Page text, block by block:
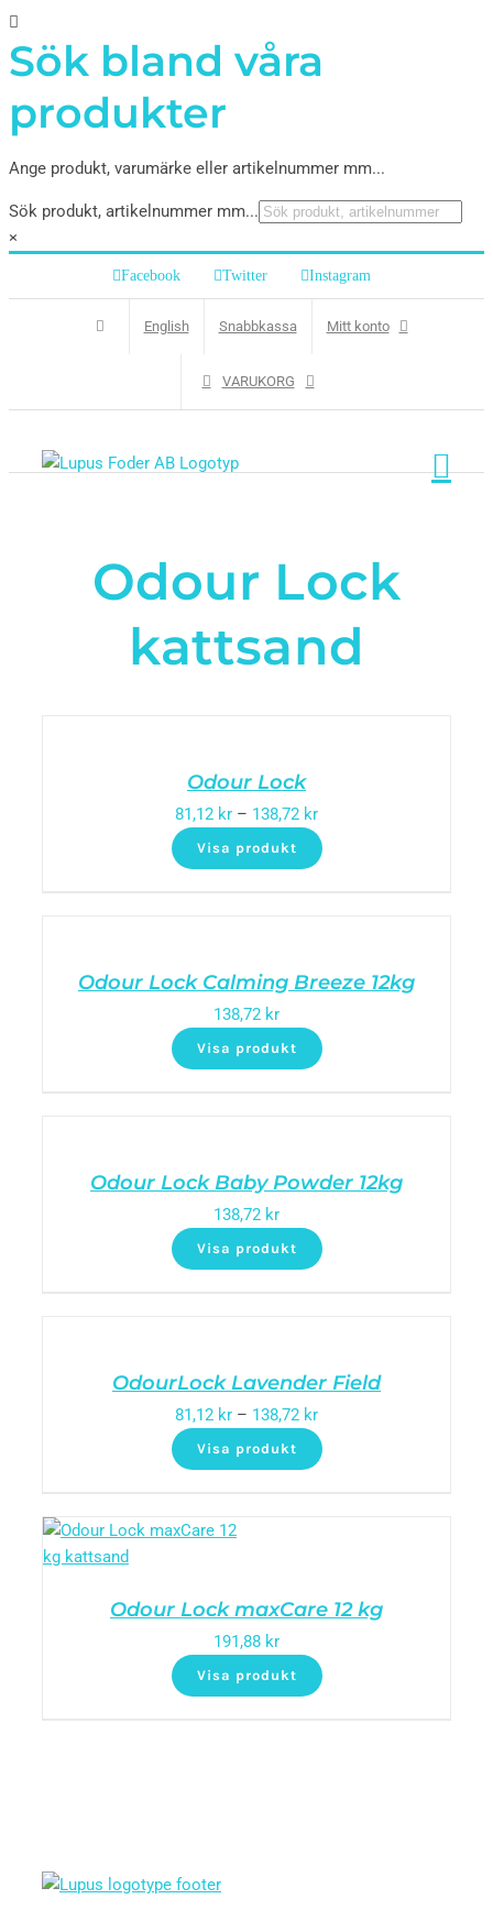
Sök bland våra
produkter
Ange produkt, varumärke eller artikelnummer mm...
Sök produkt, artikelnummer mm...
×
Facebook Twitter Instagram
English Snabbkassa Mitt konto
VARUKORG
Odour Lock
kattsand
Odour Lock
81,12 kr – 138,72 kr
Visa produkt
Odour Lock Calming Breeze 12kg
138,72 kr
Visa produkt
Odour Lock Baby Powder 12kg
138,72 kr
Visa produkt
OdourLock Lavender Field
81,12 kr – 138,72 kr
Visa produkt
Odour Lock maxCare 12 kg
191,88 kr
Visa produkt